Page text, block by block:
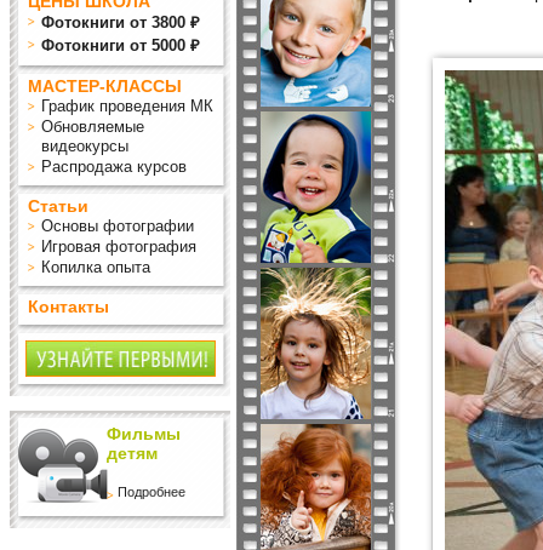
Фотокниги от 3800 ₽
Фотокниги от 5000 ₽
МАСТЕР-КЛАССЫ
График проведения МК
Обновляемые
видеокурсы
Распродажа курсов
Статьи
Основы фотографии
Игровая фотография
Копилка опыта
Контакты
Фильмы
детям
Подробнее